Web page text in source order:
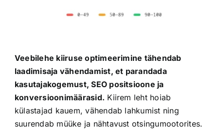
Veebilehe kiiruse optimeerimine tähendab
laadimisaja vähendamist, et parandada
kasutajakogemust, SEO positsioone ja
konversioonimäärasid. Kiirem leht hoiab
külastajad kauem, vähendab lahkumist ning
suurendab müüke ja nähtavust otsingumootorites.